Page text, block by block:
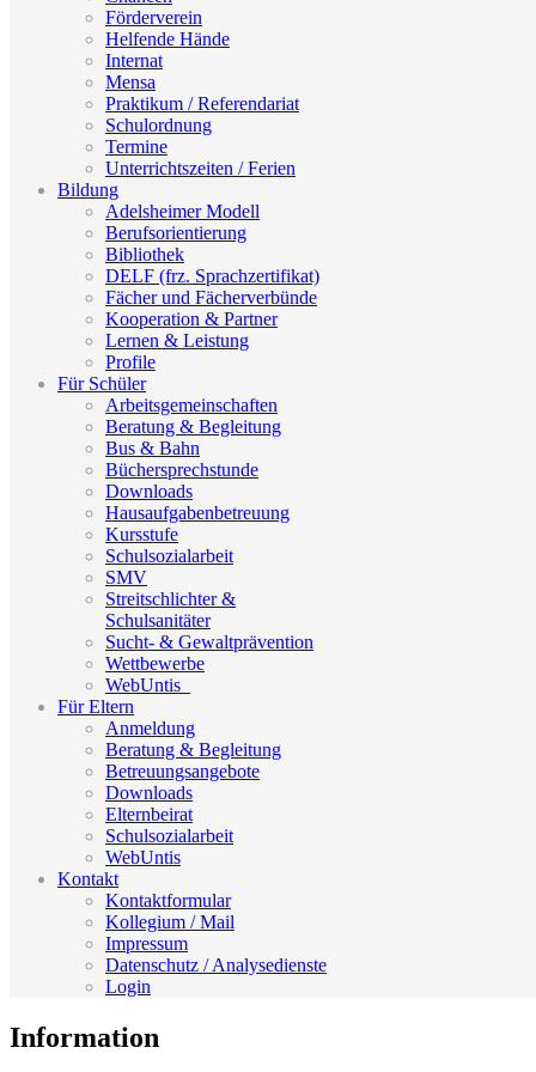
Förderverein
Helfende Hände
Internat
Mensa
Praktikum / Referendariat
Schulordnung
Termine
Unterrichtszeiten / Ferien
Bildung
Adelsheimer Modell
Berufsorientierung
Bibliothek
DELF (frz. Sprachzertifikat)
Fächer und Fächerverbünde
Kooperation & Partner
Lernen & Leistung
Profile
Für Schüler
Arbeitsgemeinschaften
Beratung & Begleitung
Bus & Bahn
Büchersprechstunde
Downloads
Hausaufgabenbetreuung
Kursstufe
Schulsozialarbeit
SMV
Streitschlichter &
Schulsanitäter
Sucht- & Gewaltprävention
Wettbewerbe
WebUntis_
Für Eltern
Anmeldung
Beratung & Begleitung
Betreuungsangebote
Downloads
Elternbeirat
Schulsozialarbeit
WebUntis
Kontakt
Kontaktformular
Kollegium / Mail
Impressum
Datenschutz / Analysedienste
Login
Information